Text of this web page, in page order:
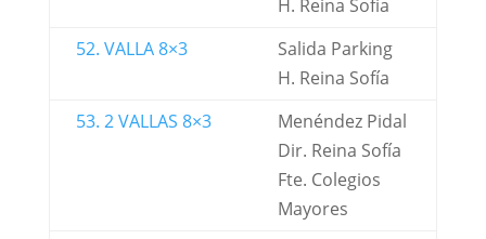
H. Reina Sofía
52. VALLA 8×3
Salida Parking
H. Reina Sofía
53. 2 VALLAS 8×3
Menéndez Pidal
Dir. Reina Sofía
Fte. Colegios
Mayores